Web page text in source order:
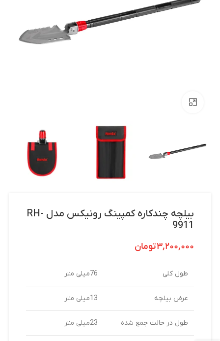
بیلچه چندکاره کمپینگ رونیکس مدل RH-
9911
۳,۲۰۰,۰۰۰تومان
طول کلی 76میلی متر
عرض بیلچه 13میلی متر
طول در حالت جمع شده 23میلی متر